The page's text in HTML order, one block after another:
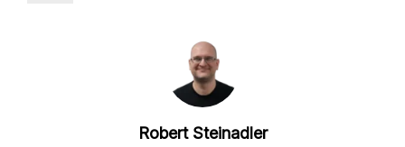
Robert Steinadler